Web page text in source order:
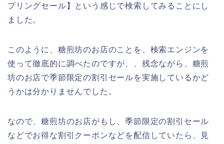
プリングセール】という感じで検索してみることにし
ました。
このように、糖煎坊のお店のことを、検索エンジンを
使って徹底的に調べたのですが、、残念ながら、糖煎
坊のお店で季節限定の割引セールを実施しているかど
うかは分かりませんでした。
なので、糖煎坊のお店がもし、季節限定の割引セール
などでお得な割引クーポンなどを配信していたら、見